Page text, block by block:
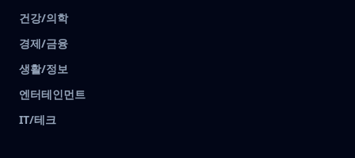
건강/의학
경제/금융
생활/정보
엔터테인먼트
IT/테크